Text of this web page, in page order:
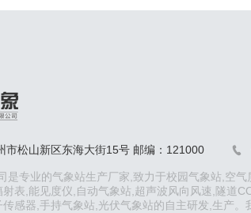
市松山新区东海大街15号 邮编：121000 
是专业的气象站生产厂家,致力于校园气象站,空
表,能见度仪,自动气象站,超声波风向风速,隧道
感器,手持气象站,光伏气象站的自主研发,生产